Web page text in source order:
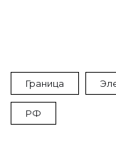
Граница
РФ